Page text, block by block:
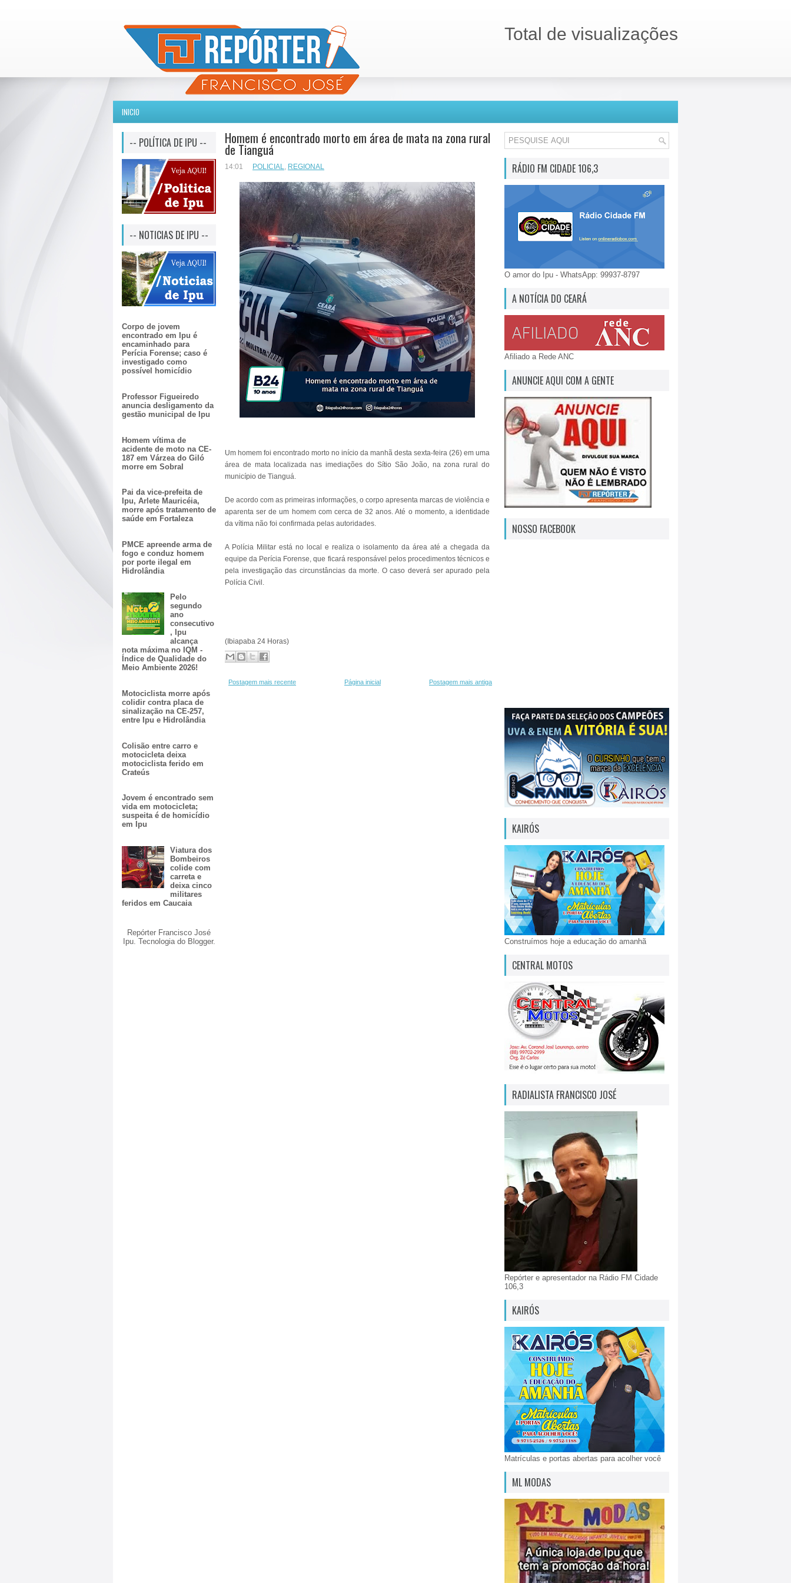
Total de visualizações
INICIO
-- POLÍTICA DE IPU --
-- NOTICIAS DE IPU --
Corpo de jovem
encontrado em Ipu é
encaminhado para
Perícia Forense; caso é
investigado como
possível homicídio
Professor Figueiredo
anuncia desligamento da
gestão municipal de Ipu
Homem vítima de
acidente de moto na CE-
187 em Várzea do Giló
morre em Sobral
Pai da vice-prefeita de
Ipu, Arlete Mauricéia,
morre após tratamento de
saúde em Fortaleza
PMCE apreende arma de
fogo e conduz homem
por porte ilegal em
Hidrolândia
Pelo
segundo
ano
consecutivo
, Ipu
alcança
nota máxima no IQM -
Índice de Qualidade do
Meio Ambiente 2026!
Motociclista morre após
colidir contra placa de
sinalização na CE-257,
entre Ipu e Hidrolândia
Colisão entre carro e
motocicleta deixa
motociclista ferido em
Crateús
Jovem é encontrado sem
vida em motocicleta;
suspeita é de homicídio
em Ipu
Viatura dos
Bombeiros
colide com
carreta e
deixa cinco
militares
feridos em Caucaia
Repórter Francisco José
Ipu. Tecnologia do Blogger.
Homem é encontrado morto em área de mata na zona rural
de Tianguá
14:01 POLICIAL, REGIONAL
Um homem foi encontrado morto no início da manhã desta sexta-feira (26) em uma
área de mata localizada nas imediações do Sítio São João, na zona rural do
município de Tianguá.
De acordo com as primeiras informações, o corpo apresenta marcas de violência e
aparenta ser de um homem com cerca de 32 anos. Até o momento, a identidade
da vítima não foi confirmada pelas autoridades.
A Polícia Militar está no local e realiza o isolamento da área até a chegada da
equipe da Perícia Forense, que ficará responsável pelos procedimentos técnicos e
pela investigação das circunstâncias da morte. O caso deverá ser apurado pela
Polícia Civil.
(Ibiapaba 24 Horas)
Postagem mais recente Postagem mais antiga
Página inicial
RÁDIO FM CIDADE 106,3
O amor do Ipu - WhatsApp: 99937-8797
A NOTÍCIA DO CEARÁ
Afiliado a Rede ANC
ANUNCIE AQUI COM A GENTE
NOSSO FACEBOOK
KAIRÓS
Construímos hoje a educação do amanhã
CENTRAL MOTOS
RADIALISTA FRANCISCO JOSÉ
Repórter e apresentador na Rádio FM Cidade
106,3
KAIRÓS
Matrículas e portas abertas para acolher você
ML MODAS